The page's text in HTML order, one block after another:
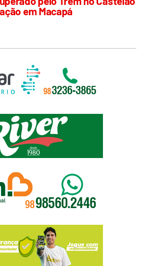
em Macapá